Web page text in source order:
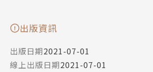
出版資訊
出版日期2021-07-01
線上出版日期2021-07-01